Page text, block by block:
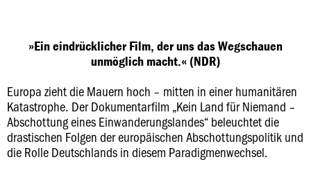
»Ein eindrücklicher Film, der uns das Wegschauen
unmöglich macht.« (NDR)
Europa zieht die Mauern hoch – mitten in einer humanitären
Katastrophe. Der Dokumentarfilm „Kein Land für Niemand –
Abschottung eines Einwanderungslandes“ beleuchtet die
drastischen Folgen der europäischen Abschottungspolitik und
die Rolle Deutschlands in diesem Paradigmenwechsel.